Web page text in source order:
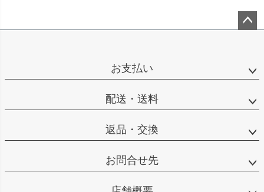
お支払い
配送・送料
返品・交換
お問合せ先